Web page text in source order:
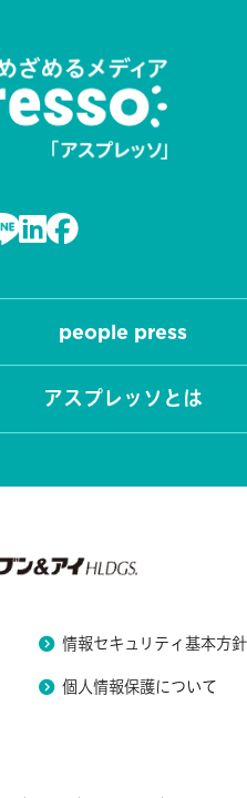
people press
アスプレッソとは
情報セキュリティ基本方針
個人情報保護について